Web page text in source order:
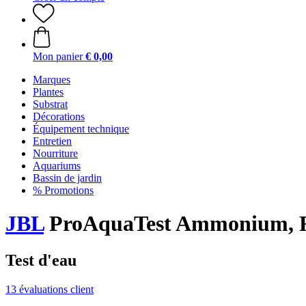
Mon panier € 0,00
Marques
Plantes
Substrat
Décorations
Équipement technique
Entretien
Nourriture
Aquariums
Bassin de jardin
% Promotions
JBLProAquaTest Ammonium,
Test d'eau
13 évaluations client